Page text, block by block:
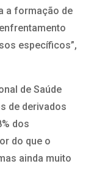
a formação de
específicos”,
de Saúde
de derivados
dos
do que o
ainda muito